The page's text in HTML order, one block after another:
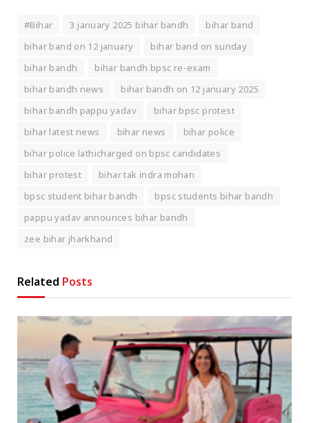
#Bihar 3 january 2025 bihar bandh
bihar band
bihar band on 12 january
bihar band on sunday
bihar bandh
bihar bandh bpsc re-exam
bihar bandh news
bihar bandh on 12 january 2025
bihar bandh pappu yadav
bihar bpsc protest
bihar latest news
bihar news
bihar police
bihar police lathicharged on bpsc candidates
bihar protest
bihar tak indra mohan
bpsc student bihar bandh
bpsc students bihar bandh
pappu yadav announces bihar bandh
zee bihar jharkhand
Related Posts